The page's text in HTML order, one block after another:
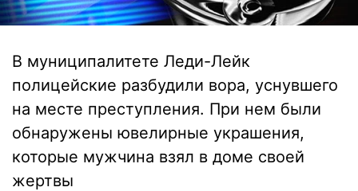
В муниципалитете Леди-Лейк
полицейские разбудили вора, уснувшего
на месте преступления. При нем были
обнаружены ювелирные украшения,
которые мужчина взял в доме своей
жертвы